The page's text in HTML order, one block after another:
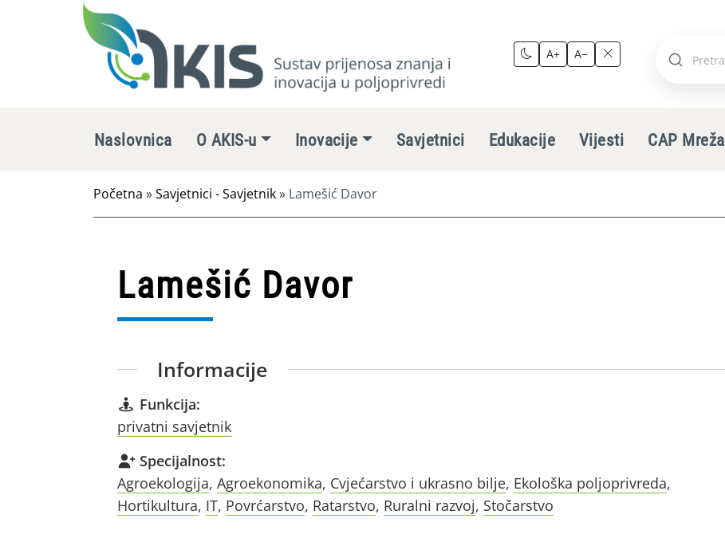
A+ A−
Pretraži
Naslovnica O AKIS-u Inovacije Savjetnici Edukacije Vijesti CAP Mreža
Početna »Savjetnici - Savjetnik» Lamešić Davor
Lamešić Davor
Informacije
Funkcija:
privatni savjetnik
Specijalnost:
Agroekologija, Agroekonomika, Cvjećarstvo i ukrasno bilje, Ekološka poljoprivreda,
Hortikultura, IT, Povrćarstvo, Ratarstvo, Ruralni razvoj, Stočarstvo